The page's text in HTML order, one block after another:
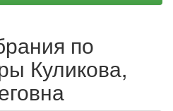
по
Куликова,